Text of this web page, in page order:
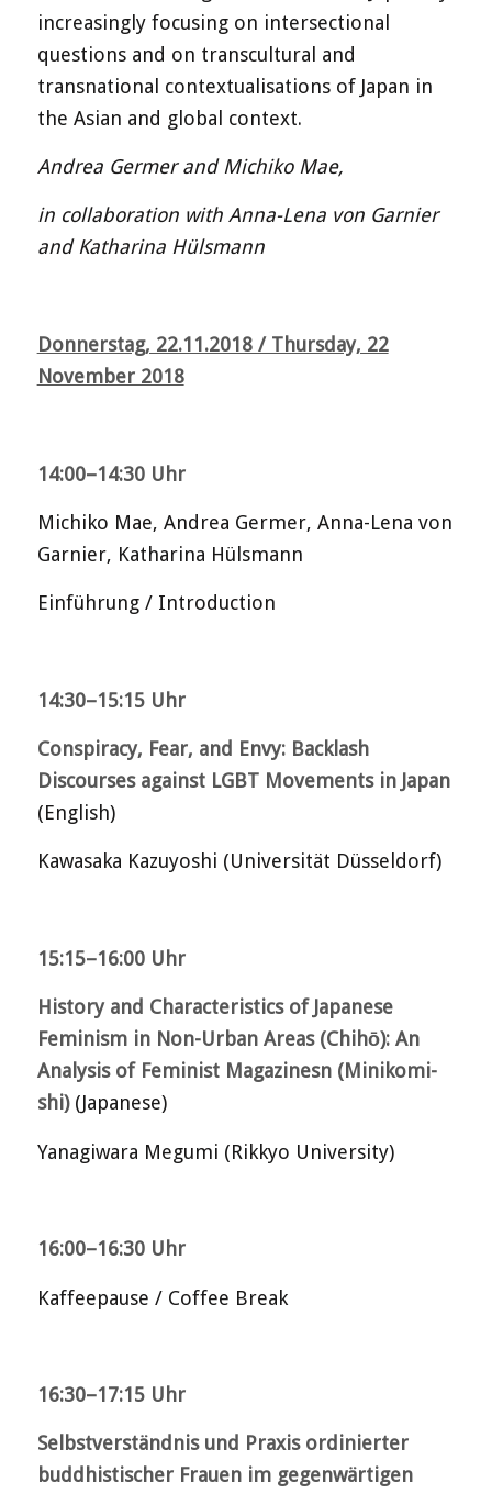
increasingly focusing on intersectional
questions and on transcultural and
transnational contextualisations of Japan in
the Asian and global context.
Andrea Germer and Michiko Mae,
in collaboration with Anna-Lena von Garnier
and Katharina Hülsmann
Donnerstag, 22.11.2018 / Thursday, 22
November 2018
14:00–14:30 Uhr
Michiko Mae, Andrea Germer, Anna-Lena von
Garnier, Katharina Hülsmann
Einführung / Introduction
14:30–15:15 Uhr
Conspiracy, Fear, and Envy: Backlash
Discourses against LGBT Movements in Japan
(English)
Kawasaka Kazuyoshi (Universität Düsseldorf)
15:15–16:00 Uhr
History and Characteristics of Japanese
Feminism in Non-Urban Areas (Chihō): An
Analysis of Feminist Magazinesn (Minikomi-
shi)(Japanese)
Yanagiwara Megumi (Rikkyo University)
16:00–16:30 Uhr
Kaffeepause / Coffee Break
16:30–17:15 Uhr
Selbstverständnis und Praxis ordinierter
buddhistischer Frauen im gegenwärtigen